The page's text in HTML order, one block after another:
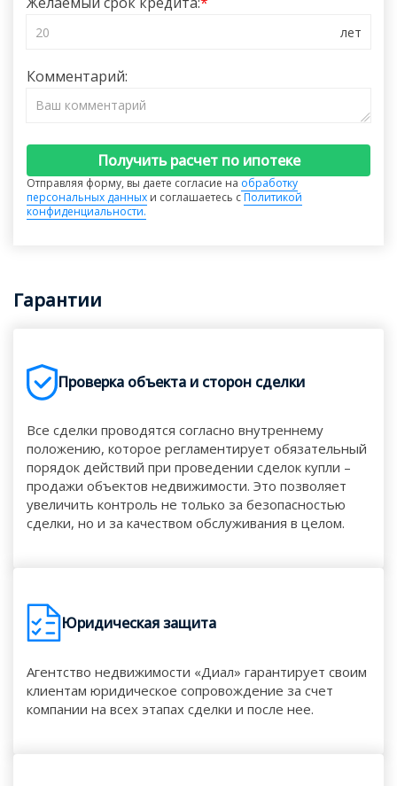
Комментарий:
Получить расчет по ипотеке
Отправляя форму, вы даете согласие на обработку
персональных данных и соглашаетесь сПолитикой
конфиденциальности.
Гарантии
Проверка объекта и сторон сделки
Все сделки проводятся согласно внутреннему
положению, которое регламентирует обязательный
порядок действий при проведении сделок купли –
продажи объектов недвижимости. Это позволяет
увеличить контроль не только за безопасностью
сделки, но и за качеством обслуживания в целом.
Юридическая защита
Агентство недвижимости «Диал» гарантирует своим
клиентам юридическое сопровождение за счет
компании на всех этапах сделки и после нее.